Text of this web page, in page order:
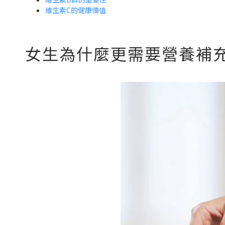
維生素C的健康價值
女生為什麼更需要營養補